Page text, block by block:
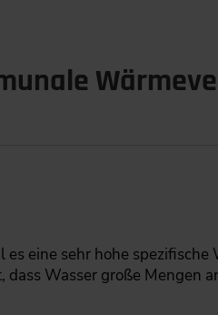
eine sehr hohe spezifische
Wasser große Mengen